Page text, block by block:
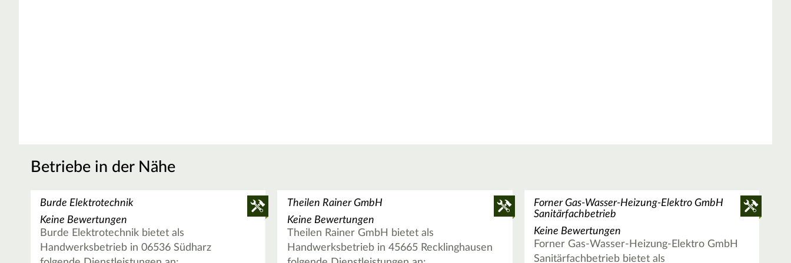
Betriebe in der Nähe
Burde Elektrotechnik
Keine Bewertungen
Burde Elektrotechnik bietet als
Handwerksbetrieb in 06536 Südharz
Theilen Rainer GmbH
Keine Bewertungen
Theilen Rainer GmbH bietet als
Handwerksbetrieb in 45665 Recklinghausen
Forner Gas-Wasser-Heizung-Elektro GmbH
Sanitärfachbetrieb
Keine Bewertungen
Forner Gas-Wasser-Heizung-Elektro GmbH
Sanitärfachbetrieb bietet als